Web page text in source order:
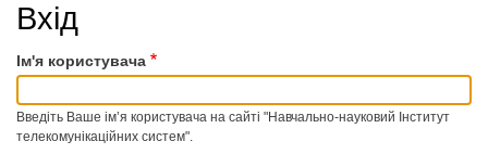
Вхід
Ім'я користувача
Введіть Ваше ім’я користувача на сайті "Навчально-науковий Інститут
телекомунікаційних систем".